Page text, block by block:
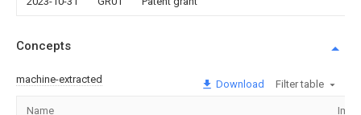
Concepts
machine-extracted Download Filter table
Name